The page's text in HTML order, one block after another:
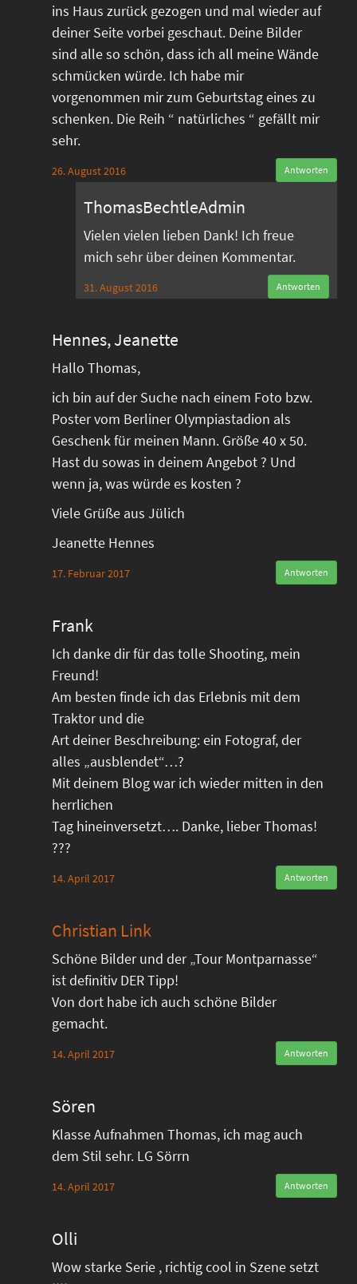
ins Haus zurück gezogen und mal wieder auf
deiner Seite vorbei geschaut. Deine Bilder
sind alle so schön, dass ich all meine Wände
schmücken würde. Ich habe mir
vorgenommen mir zum Geburtstag eines zu
schenken. Die Reih “ natürliches “ gefällt mir
sehr.
26. August 2016 Antworten
ThomasBechtleAdmin
Vielen vielen lieben Dank! Ich freue
mich sehr über deinen Kommentar.
31. August 2016 Antworten
Hennes, Jeanette
Hallo Thomas,
ich bin auf der Suche nach einem Foto bzw.
Poster vom Berliner Olympiastadion als
Geschenk für meinen Mann. Größe 40 x 50.
Hast du sowas in deinem Angebot ? Und
wenn ja, was würde es kosten ?
Viele Grüße aus Jülich
Jeanette Hennes
17. Februar 2017 Antworten
Frank
Ich danke dir für das tolle Shooting, mein
Freund!
Am besten finde ich das Erlebnis mit dem
Traktor und die
Art deiner Beschreibung: ein Fotograf, der
alles „ausblendet“…?
Mit deinem Blog war ich wieder mitten in den
herrlichen
Tag hineinversetzt…. Danke, lieber Thomas!
???
14. April 2017 Antworten
Christian Link
Schöne Bilder und der „Tour Montparnasse“
ist definitiv DER Tipp!
Von dort habe ich auch schöne Bilder
gemacht.
14. April 2017 Antworten
Sören
Klasse Aufnahmen Thomas, ich mag auch
dem Stil sehr. LG Sörrn
14. April 2017 Antworten
Olli
Wow starke Serie , richtig cool in Szene setzt